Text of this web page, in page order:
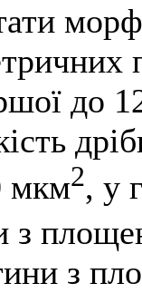
до
мкм2, у
з
з